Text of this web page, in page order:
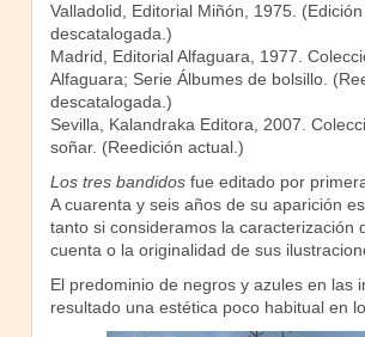
Valladolid, Editorial Miñón, 1975. (Edición
descatalogada.)
Madrid, Editorial Alfaguara, 1977.
Alfaguara; Serie Álbumes de bolsillo.
descatalogada.)
Sevilla, Kalandraka Editora, 2007.
soñar. (Reedición actual.)
Los tres bandidos fue editado por
A cuarenta y seis años de su aparición
tanto si consideramos la caracterización
cuenta o la originalidad de sus
El predominio de negros y azules en las
resultado una estética poco habitual en